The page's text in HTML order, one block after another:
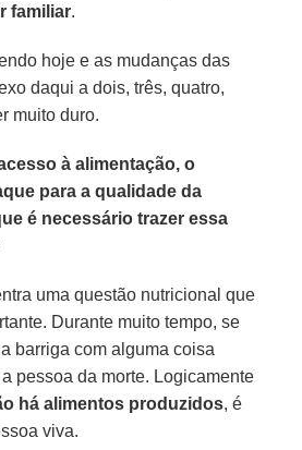
familiar.
hoje e as mudanças das
daqui a dois, três, quatro,
muito duro.
à alimentação, o
para a qualidade da
é necessário trazer essa
uma questão nutricional que
Durante muito tempo, se
barriga com alguma coisa
pessoa da morte. Logicamente
há alimentos produzidos, é
viva.